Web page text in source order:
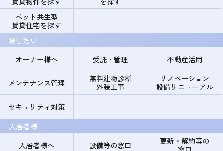
ペット共生型
賃貸住宅を探す
貸したい
オーナー様へ
受託・管理 不動産活用
メンテナンス管理
無料建物診断
外装工事
リノベーション
設備リニューアル
セキュリティ対策
入居者様
入居者様へ
設備等の窓口
更新・解約等の
窓口